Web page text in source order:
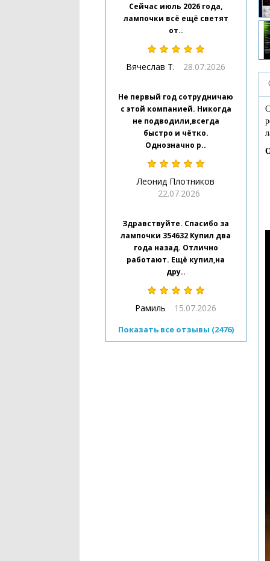
Сейчас июль 2026 года,
лампочки всё ещё светят
от..
Вячеслав Т. 28.07.2026
Не первый год сотрудничаю
с этой компанией. Никогда
не подводили,всегда
быстро и чётко.
Однозначно р..
Леонид Плотников
22.07.2026
Здравствуйте. Спасибо за
лампочки 354632 Купил два
года назад. Отлично
работают. Ещё купил,на
дру..
Рамиль 15.07.2026
Показать все отзывы (2476)